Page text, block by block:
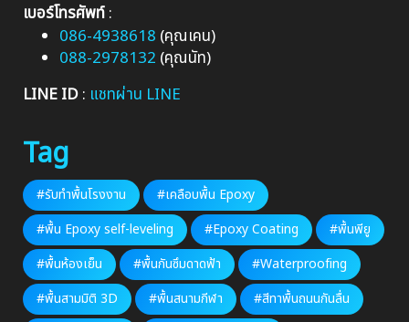
เบอร์โทรศัพท์:
086-4938618 (คุณเคน)
088-2978132 (คุณนัท)
LINE ID: แชทผ่าน LINE
Tag
#รับทำพื้นโรงงาน
#เคลือบพื้น Epoxy
#พื้น Epoxy self-leveling
#Epoxy Coating
#พื้นพียู
#พื้นห้องเย็น
#พื้นกันซึมดาดฟ้า
#Waterproofing
#พื้นสามมิติ 3D
#พื้นสนามกีฬา #สีทาพื้นถนนกันลื่น